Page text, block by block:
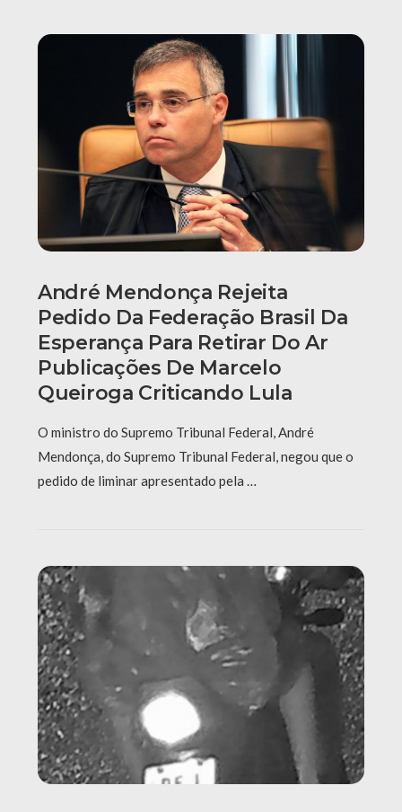
André Mendonça Rejeita
Pedido Da Federação Brasil Da
Esperança Para Retirar Do Ar
Publicações De Marcelo
Queiroga Criticando Lula
O ministro do Supremo Tribunal Federal, André
Mendonça, do Supremo Tribunal Federal, negou que o
pedido de liminar apresentado pela …